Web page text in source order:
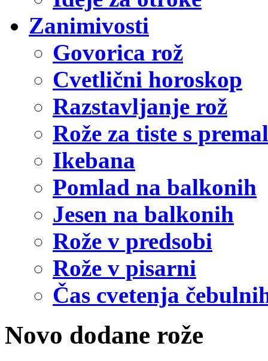
Zanimivosti
Govorica rož
Cvetlični horoskop
Razstavljanje rož
Rože za tiste s
Ikebana
Pomlad na balkonih
Jesen na balkonih
Rože v predsobi
Rože v pisarni
Čas cvetenja
Novo dodane rože